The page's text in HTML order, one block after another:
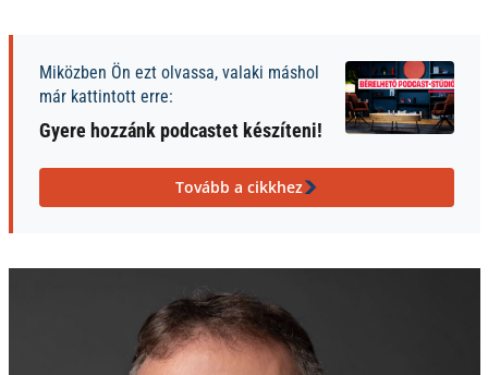
Miközben Ön ezt olvassa, valaki máshol
már kattintott erre:
Gyere hozzánk podcastet készíteni!
Tovább a cikkhez